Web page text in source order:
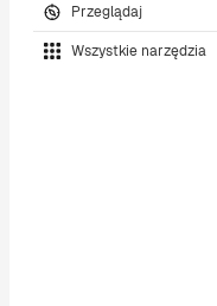
Przeglądaj
Wszystkie narzędzia